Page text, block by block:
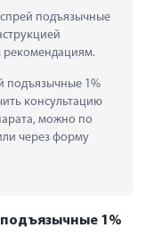
подъязычные
рекомендациям.
подъязычные 1%
консультацию
можно по
через форму
подъязычные 1%